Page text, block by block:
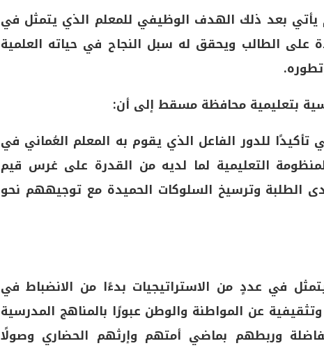
يأتي بعد ذلك الهدف الوظيفي للمعلم الذي يتمثل في
على الطالب ويحقق له سبل النجاح في حياته العلمية
بتعليمية محافظة مسقط إلى أن:
للدور الفاعل الذي يقوم به المعلم العُماني في
التعليمية لما لديه من القدرة على غرس قيم
الطلبة وترسيخ السلوكات الحميدة مع توجيههم نحو
في عددٍ من الاستراتيجيات بدءًا من الانضباط في
عن المواطنة والوطن عبورًا بالمناهج المدرسية
وربطهم بماضي أمتهم وإرثهم الحضاري وصولًا